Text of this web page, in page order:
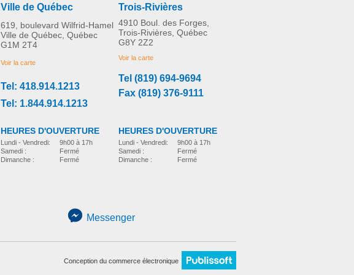
Ville de Québec
619, boulevard Wilfrid-Hamel
Ville de Québec, Québec
G1M 2T4
Voir la carte
Tel: 418.914.1213
Tel: 1.844.914.1213
HEURES D'OUVERTURE
Lundi - Vendredi:
Samedi :
Dimanche :
9h00 à 17h
Fermé
Fermé
Trois-Rivières
4910 Boul. des Forges,
Trois-Rivières, Québec
G8Y 2Z2
Voir la carte
Tel (819) 694-9694
Fax (819) 376-9111
HEURES D'OUVERTURE
Lundi - Vendredi:
Samedi :
Dimanche :
9h00 à 17h
Fermé
Fermé
Messenger
Conception du commerce électronique